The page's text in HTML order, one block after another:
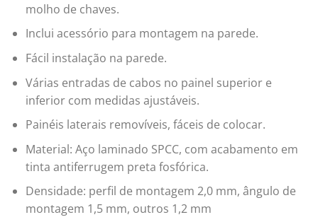
molho de chaves.
Inclui acessório para montagem na parede.
Fácil instalação na parede.
Várias entradas de cabos no painel superior e
inferior com medidas ajustáveis.
Painéis laterais removíveis, fáceis de colocar.
Material: Aço laminado SPCC, com acabamento em
tinta antiferrugem preta fosfórica.
Densidade: perfil de montagem 2,0 mm, ângulo de
montagem 1,5 mm, outros 1,2 mm